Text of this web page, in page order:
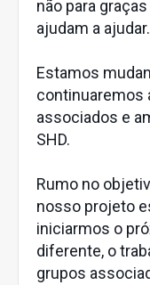
não para
ajudam a ajudar.
Estamos
continuaremos
associados e
SHD.
Rumo no
nosso projeto
iniciarmos o
diferente, o
grupos